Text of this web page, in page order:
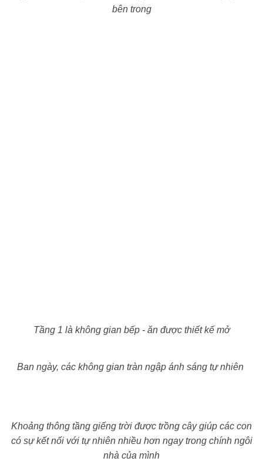
bên trong
Tầng 1 là không gian bếp - ăn được thiết kế mở
Ban ngày, các không gian tràn ngập ánh sáng tự nhiên
Khoảng thông tầng giếng trời được trồng cây giúp các con
có sự kết nối với tự nhiên nhiều hơn ngay trong chính ngôi
nhà của mình